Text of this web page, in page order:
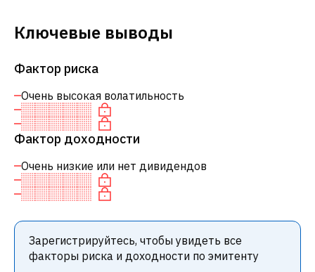
Ключевые выводы
Фактор риска
Очень высокая волатильность
Фактор доходности
Очень низкие или нет дивидендов
Зарегистрируйтесь, чтобы увидеть все
факторы риска и доходности по эмитенту